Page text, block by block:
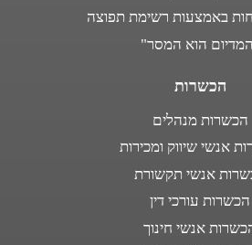
באמצעות רשימת תפוצה
הוא המסר"
הכשרות
הכשרות מנהלים
אנשי שיווק ומכירות
אנשי תקשורת
הכשרות עורכי דין
אנשי חינוך